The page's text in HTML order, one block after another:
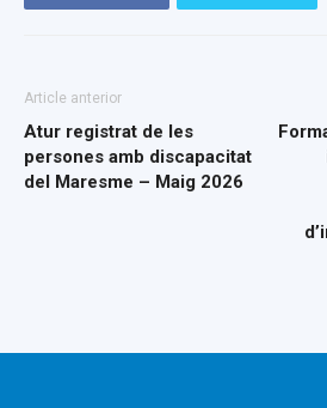
Article anterior
Atur registrat de les
persones amb discapacitat
del Maresme – Maig 2026